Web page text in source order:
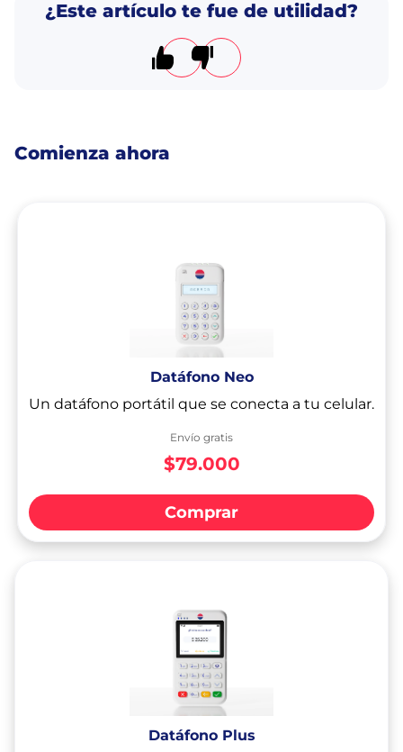
¿Este artículo te fue de utilidad?
El artículo me resultó útil
El artículo no me resultó útil
Comienza ahora
Datáfono Neo
Un datáfono portátil que se conecta a tu celular.
Envío gratis
$79.000
Comprar
Datáfono Plus